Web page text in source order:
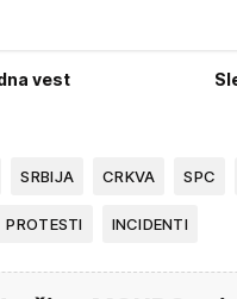
vest
SRBIJA CRKVA SPC
PROTESTI INCIDENTI